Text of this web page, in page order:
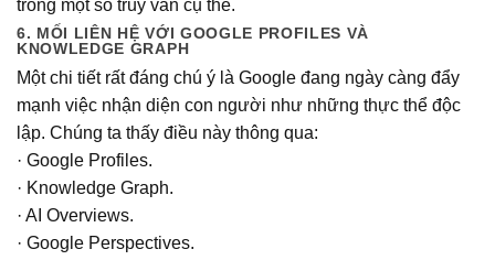
trong một số truy vấn cụ thể.
6. MỐI LIÊN HỆ VỚI GOOGLE PROFILES VÀ
KNOWLEDGE GRAPH
Một chi tiết rất đáng chú ý là Google đang ngày càng đẩy
mạnh việc nhận diện con người như những thực thể độc
lập. Chúng ta thấy điều này thông qua:
· Google Profiles.
· Knowledge Graph.
· AI Overviews.
· Google Perspectives.